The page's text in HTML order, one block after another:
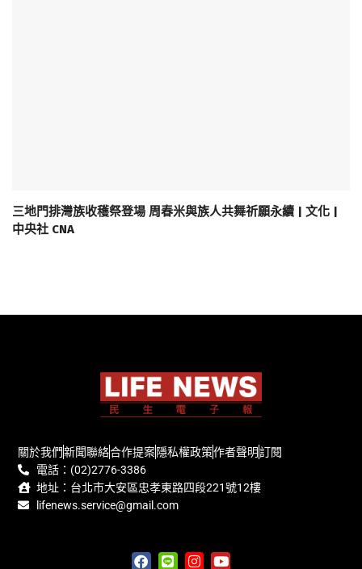
三地門排灣族收穫祭登場 周春米與族人共舞祈願永續 | 文化 |
中央社 CNA
關於我們新聞聯絡合作提案隱私權政策作者聲明訂閱
電話：(02)2776-3386
地址：台北市大安區忠孝東路四段221號12樓
lifenews.service@gmail.com